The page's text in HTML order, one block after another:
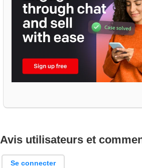
Avis utilisateurs et
Se connecter